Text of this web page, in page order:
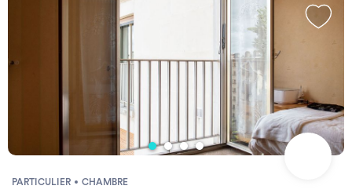
PARTICULIER CHAMBRE